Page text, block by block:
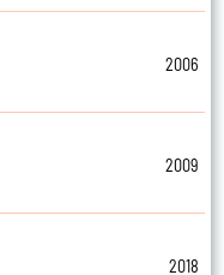
2006
2009
2018